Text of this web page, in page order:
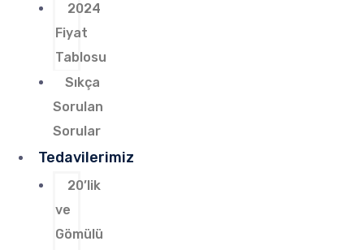
2024
Fiyat
Tablosu
Sıkça
Sorulan
Sorular
Tedavilerimiz
20’lik
ve
Gömülü